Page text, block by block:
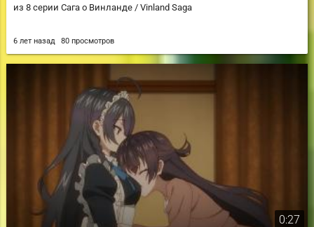
из 8 серии Сага о Винланде / Vinland Saga
6 лет назад 80 просмотров
0:27